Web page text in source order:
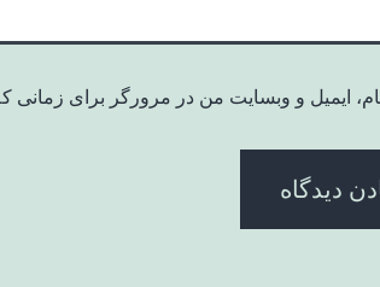
ایمیل و وبسایت من در مرورگر برای زمانی